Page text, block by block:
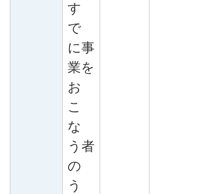
す
で
に事
業を
お
こ
な
う者
の
う